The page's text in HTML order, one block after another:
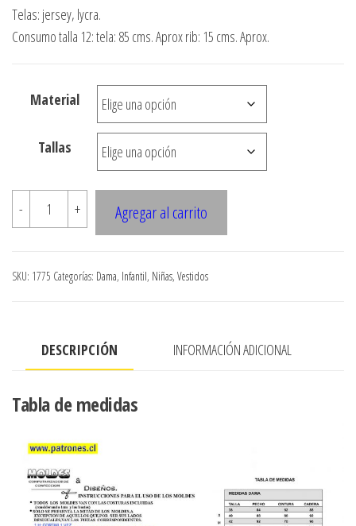
de
precios:
$3.290
hasta
$7.900
Telas: jersey, lycra.
Consumo talla 12: tela: 85 cms. Aprox rib: 15 cms. Aprox.
Material
Tallas
-
1775
+ Agregar al carrito
SKU: 1775 Categorías: Dama, Infantil, Niñas, Vestidos
DESCRIPCIÓN INFORMACIÓN ADICIONAL
Tabla de medidas